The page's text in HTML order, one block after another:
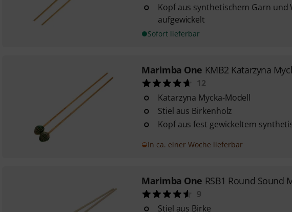
Kopf aus synthetischem Garn und
aufgewickelt
Sofort lieferbar
Marimba One KMB2 Katarzyna
12
Katarzyna Mycka-Modell
Stiel aus Birkenholz
Kopf aus fest gewickeltem
In ca. einer Woche lieferbar
Marimba One RSB1 Round Sound
9
Stiel aus Birke